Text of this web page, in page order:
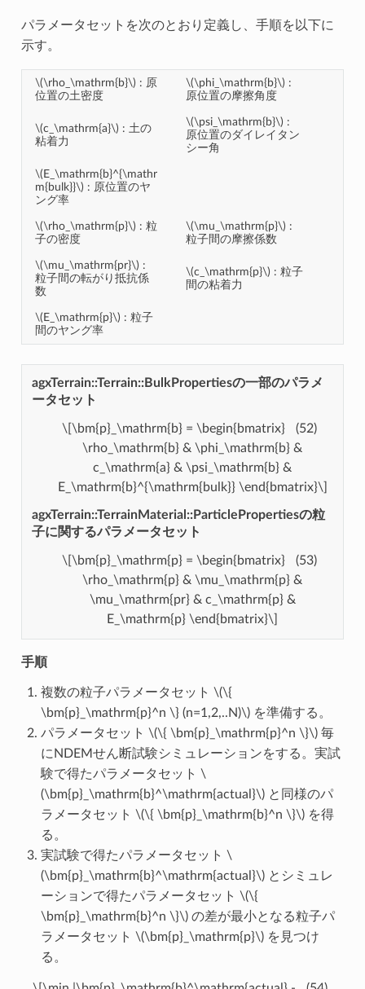
パラメータセットを次のとおり定義し、手順を以下に
示す。
\(\rho_\mathrm{b}\) : 原
位置の土密度
\(\phi_\mathrm{b}\) :
原位置の摩擦角度
\(c_\mathrm{a}\) : 土の
粘着力
\(\psi_\mathrm{b}\) :
原位置のダイレイタン
シー角
\(E_\mathrm{b}^{\mathr
m{bulk}}\) : 原位置のヤ
ング率
\(\rho_\mathrm{p}\) : 粒
子の密度
\(\mu_\mathrm{p}\) :
粒子間の摩擦係数
\(\mu_\mathrm{pr}\) :
粒子間の転がり抵抗係
数
\(c_\mathrm{p}\) : 粒子
間の粘着力
\(E_\mathrm{p}\) : 粒子
間のヤング率
agxTerrain::Terrain::BulkPropertiesの一部のパラメ
ータセット
(52)
\[\bm{p}_\mathrm{b} = \begin{bmatrix}
\rho_\mathrm{b} & \phi_\mathrm{b} &
c_\mathrm{a} & \psi_\mathrm{b} &
E_\mathrm{b}^{\mathrm{bulk}} \end{bmatrix}\]
agxTerrain::TerrainMaterial::ParticlePropertiesの粒
子に関するパラメータセット
(53)
\[\bm{p}_\mathrm{p} = \begin{bmatrix}
\rho_\mathrm{p} & \mu_\mathrm{p} &
\mu_\mathrm{pr} & c_\mathrm{p} &
E_\mathrm{p} \end{bmatrix}\]
手順
複数の粒子パラメータセット \(\{
\bm{p}_\mathrm{p}^n \} (n=1,2,..N)\)を準備する。
パラメータセット \(\{ \bm{p}_\mathrm{p}^n \}\)毎
にNDEMせん断試験シミュレーションをする。実試
験で得たパラメータセット \
(\bm{p}_\mathrm{b}^\mathrm{actual}\)と同様のパ
ラメータセット \(\{ \bm{p}_\mathrm{b}^n \}\)を得
る。
実試験で得たパラメータセット \
(\bm{p}_\mathrm{b}^\mathrm{actual}\)とシミュレ
ーションで得たパラメータセット \(\{
\bm{p}_\mathrm{b}^n \}\)の差が最小となる粒子パ
ラメータセット \(\bm{p}_\mathrm{p}\)を見つけ
る。